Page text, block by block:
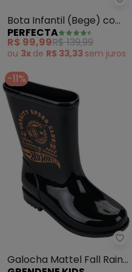
- Bota Infantil (Preta)
Bota Infantil (Bege) com
Cano Médio
PERFECTA
R$ 99,99R$ 139,99
ou 3x de R$ 33,33 sem juros
- Bota Infantil (Preta)
-11%
Galocha Mattel Fall Rain